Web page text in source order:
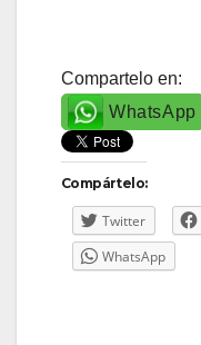
Compartelo en:
WhatsApp
Compártelo:
Twitter
WhatsApp